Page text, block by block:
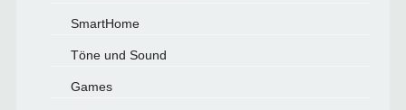
SmartHome
Töne und Sound
Games